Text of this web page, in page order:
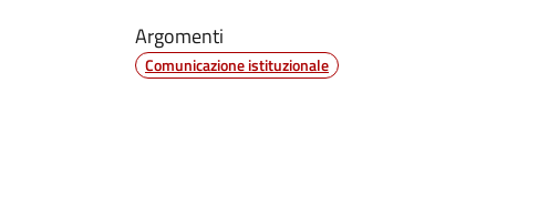
Argomenti
Comunicazione istituzionale